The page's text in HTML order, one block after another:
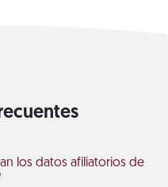
los datos afiliatorios de